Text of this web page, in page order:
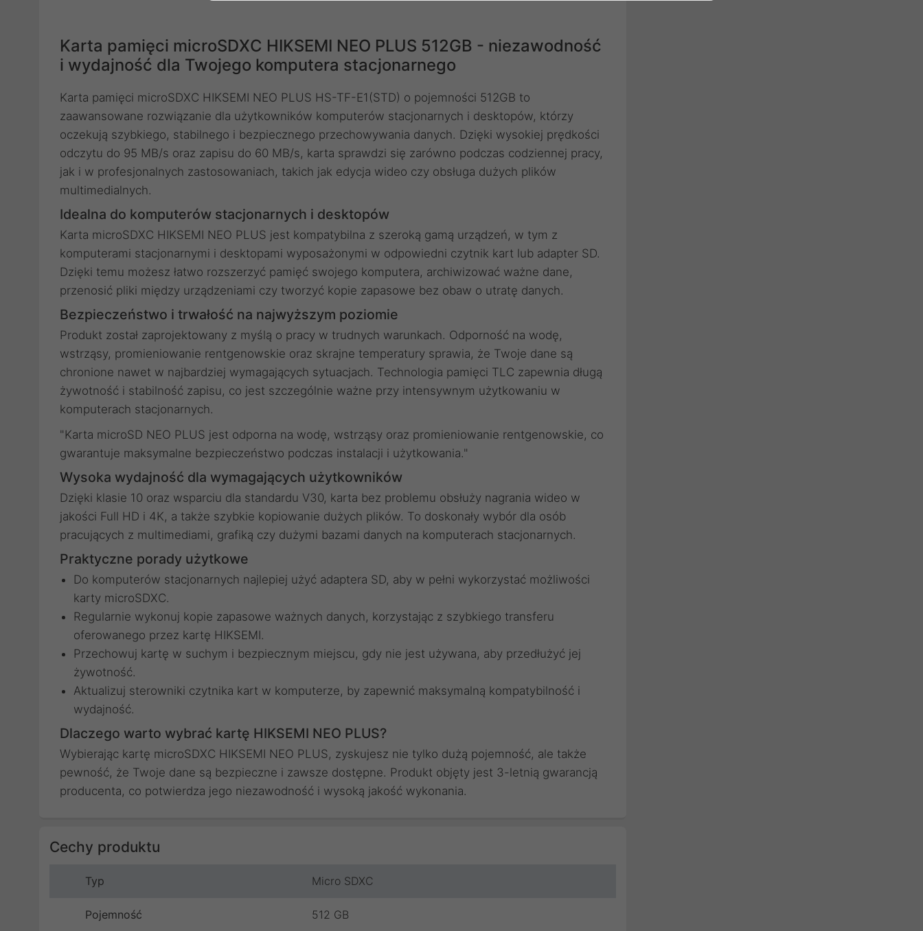
Karta pamięci microSDXC HIKSEMI NEO PLUS 512GB - niezawodność
i wydajność dla Twojego komputera stacjonarnego
Karta pamięci microSDXC HIKSEMI NEO PLUS HS-TF-E1(STD) o pojemności 512GB to
zaawansowane rozwiązanie dla użytkowników komputerów stacjonarnych i desktopów, którzy
oczekują szybkiego, stabilnego i bezpiecznego przechowywania danych. Dzięki wysokiej prędkości
odczytu do 95 MB/s oraz zapisu do 60 MB/s, karta sprawdzi się zarówno podczas codziennej pracy,
jak i w profesjonalnych zastosowaniach, takich jak edycja wideo czy obsługa dużych plików
multimedialnych.
Idealna do komputerów stacjonarnych i desktopów
Karta microSDXC HIKSEMI NEO PLUS jest kompatybilna z szeroką gamą urządzeń, w tym z
komputerami stacjonarnymi i desktopami wyposażonymi w odpowiedni czytnik kart lub adapter SD.
Dzięki temu możesz łatwo rozszerzyć pamięć swojego komputera, archiwizować ważne dane,
przenosić pliki między urządzeniami czy tworzyć kopie zapasowe bez obaw o utratę danych.
Bezpieczeństwo i trwałość na najwyższym poziomie
Produkt został zaprojektowany z myślą o pracy w trudnych warunkach. Odporność na wodę,
wstrząsy, promieniowanie rentgenowskie oraz skrajne temperatury sprawia, że Twoje dane są
chronione nawet w najbardziej wymagających sytuacjach. Technologia pamięci TLC zapewnia długą
żywotność i stabilność zapisu, co jest szczególnie ważne przy intensywnym użytkowaniu w
komputerach stacjonarnych.
"Karta microSD NEO PLUS jest odporna na wodę, wstrząsy oraz promieniowanie rentgenowskie, co
gwarantuje maksymalne bezpieczeństwo podczas instalacji i użytkowania."
Wysoka wydajność dla wymagających użytkowników
Dzięki klasie 10 oraz wsparciu dla standardu V30, karta bez problemu obsłuży nagrania wideo w
jakości Full HD i 4K, a także szybkie kopiowanie dużych plików. To doskonały wybór dla osób
pracujących z multimediami, grafiką czy dużymi bazami danych na komputerach stacjonarnych.
Praktyczne porady użytkowe
Do komputerów stacjonarnych najlepiej użyć adaptera SD, aby w pełni wykorzystać możliwości
karty microSDXC.
Regularnie wykonuj kopie zapasowe ważnych danych, korzystając z szybkiego transferu
oferowanego przez kartę HIKSEMI.
Przechowuj kartę w suchym i bezpiecznym miejscu, gdy nie jest używana, aby przedłużyć jej
żywotność.
Aktualizuj sterowniki czytnika kart w komputerze, by zapewnić maksymalną kompatybilność i
wydajność.
Dlaczego warto wybrać kartę HIKSEMI NEO PLUS?
Wybierając kartę microSDXC HIKSEMI NEO PLUS, zyskujesz nie tylko dużą pojemność, ale także
pewność, że Twoje dane są bezpieczne i zawsze dostępne. Produkt objęty jest 3-letnią gwarancją
producenta, co potwierdza jego niezawodność i wysoką jakość wykonania.
Cechy produktu
Typ Micro SDXC
Pojemność 512 GB